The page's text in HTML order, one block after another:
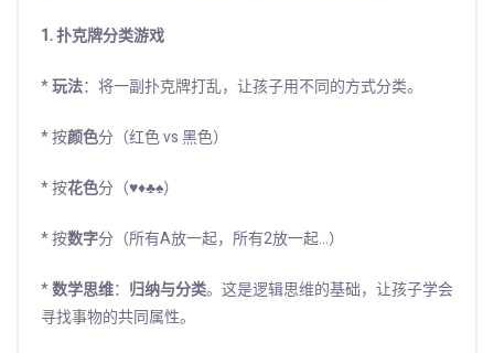
1. 扑克牌分类游戏
*玩法：将一副扑克牌打乱，让孩子用不同的方式分类。
* 按颜色分（红色 vs 黑色）
* 按花色分（♥♦♣♠）
* 按数字分（所有A放一起，所有2放一起...）
*数学思维： 归纳与分类。这是逻辑思维的基础，让孩子学会
寻找事物的共同属性。